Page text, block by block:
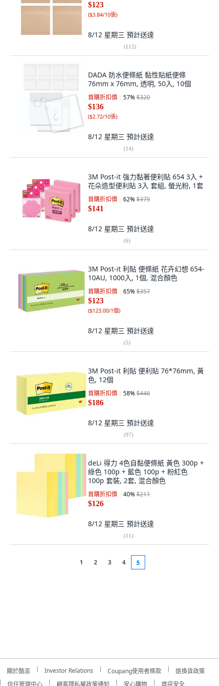
$123
($3.84/10張)
8/12 星期三 預計送達
(112)
DADA 防水便條紙 黏性貼紙便條
76mm x 76mm, 透明, 50入, 10個
首購折扣價 57%$320
$136
($2.72/10張)
8/12 星期三 預計送達
(14)
3M Post-it 強力黏著便利貼 654 3入 +
花朵造型便利貼 3入 套組, 螢光粉, 1套
首購折扣價 62%$375
$141
8/12 星期三 預計送達
(6)
3M Post-it 利貼 便條紙 花卉幻想 654-
10AU, 1000入, 1個, 混合顏色
首購折扣價 65%$357
$123
($123.00/1個)
8/12 星期三 預計送達
(5)
3M Post-it 利貼 便利貼 76*76mm, 黃
色, 12個
首購折扣價 58%$446
$186
8/12 星期三 預計送達
(97)
deLi 得力 4色自黏便條紙 黃色 300p +
綠色 100p + 藍色 100p + 粉紅色
100p 套裝, 2套, 混合顏色
首購折扣價 40%$211
$126
8/12 星期三 預計送達
(11)
1 2 3 4 5
關於酷澎 Investor Relations Coupang使用者條款
退換貨政策
信任管理中心
顧客隱私權政策通知 安心購物 資訊安全